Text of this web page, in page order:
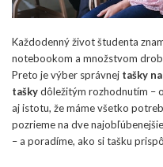
Každodenný život študenta
notebookom a množstvom
Preto je výber správnej tašky
taškydôležitým rozhodnutím –
aj istotu, že máme všetko
pozrieme na dve
– a poradíme, ako si tašku